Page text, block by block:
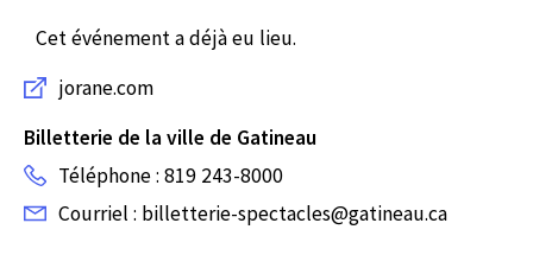
Cet événement a déjà eu lieu.
jorane.com
Billetterie de la ville de Gatineau
Téléphone : 819 243-8000
Courriel : billetterie-spectacles@gatineau.ca